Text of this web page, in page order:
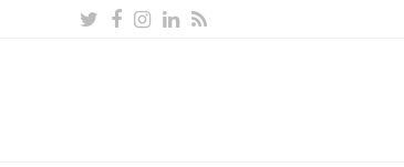
Twitter
Facebook
Instagram
LinkedIn